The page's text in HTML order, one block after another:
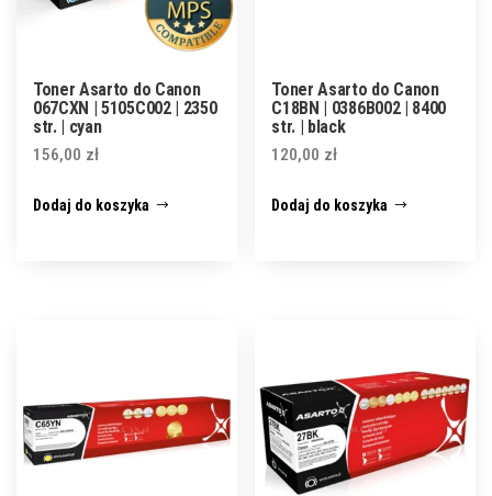
Toner Asarto do Canon
067CXN | 5105C002 | 2350
str. | cyan
156,00 zł
Dodaj do koszyka
Toner Asarto do Canon
C18BN | 0386B002 | 8400
str. | black
120,00 zł
Dodaj do koszyka